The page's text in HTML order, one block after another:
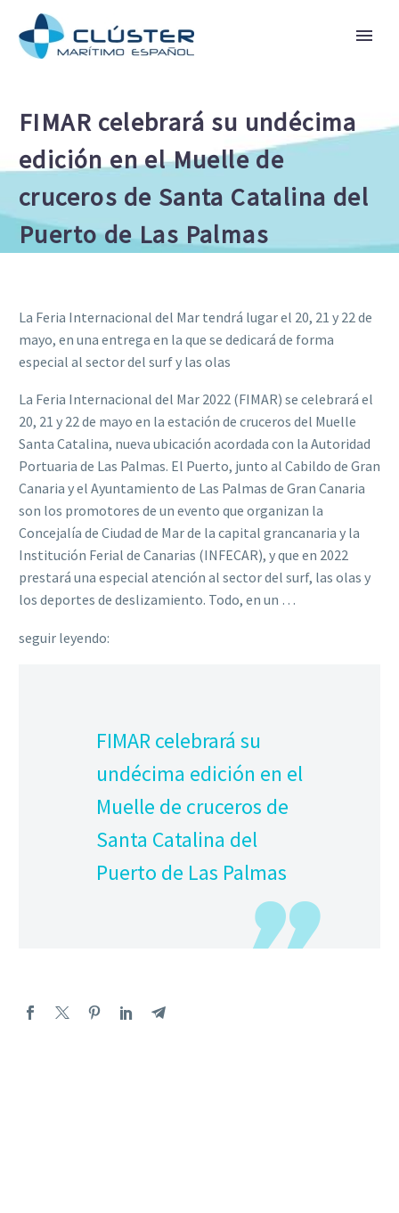
FIMAR celebrará su undécima
edición en el Muelle de
cruceros de Santa Catalina del
Puerto de Las Palmas
La Feria Internacional del Mar tendrá lugar el 20, 21 y 22 de
mayo, en una entrega en la que se dedicará de forma
especial al sector del surf y las olas
La Feria Internacional del Mar 2022 (FIMAR) se celebrará el
20, 21 y 22 de mayo en la estación de cruceros del Muelle
Santa Catalina, nueva ubicación acordada con la Autoridad
Portuaria de Las Palmas. El Puerto, junto al Cabildo de Gran
Canaria y el Ayuntamiento de Las Palmas de Gran Canaria
son los promotores de un evento que organizan la
Concejalía de Ciudad de Mar de la capital grancanaria y la
Institución Ferial de Canarias (INFECAR), y que en 2022
prestará una especial atención al sector del surf, las olas y
los deportes de deslizamiento. Todo, en un …
seguir leyendo:
FIMAR celebrará su
undécima edición en el
Muelle de cruceros de
Santa Catalina del
Puerto de Las Palmas